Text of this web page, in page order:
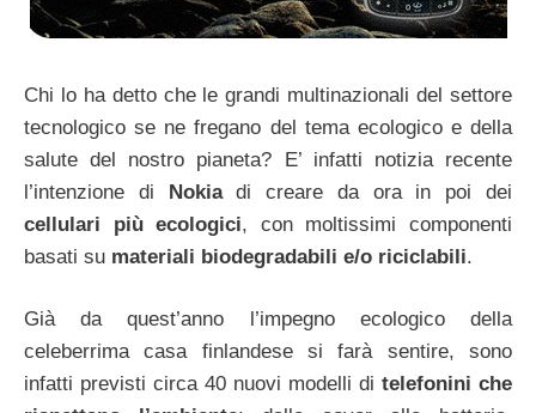
Chi lo ha detto che le grandi multinazionali del settore
tecnologico se ne fregano del tema ecologico e della
salute del nostro pianeta? E’ infatti notizia recente
l’intenzione di Nokiadi creare da ora in poi dei
cellulari più ecologici, con moltissimi componenti
basati su materiali biodegradabili e/o riciclabili.
Già da quest’anno l’impegno ecologico della
celeberrima casa finlandese si farà sentire, sono
infatti previsti circa 40 nuovi modelli di telefonini che